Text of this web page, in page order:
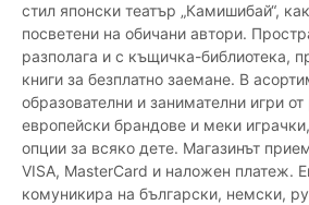
стил японски театър „Камишибай“,
посветени на обичани автори.
разполага и с къщичка-библиотека,
книги за безплатно заемане. В
образователни и занимателни игри
европейски брандове и меки
опции за всяко дете. Магазинът
VISA, MasterCard и наложен платеж.
комуникира на български, немски,